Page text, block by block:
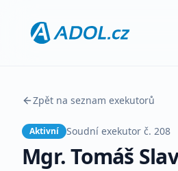
Zpět na seznam exekutorů
Aktivní Soudní exekutor č. 208
Mgr. Tomáš